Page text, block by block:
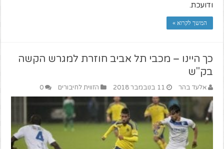
ודועכת.
המשך לקרוא »
כך היינו – מכבי תל אביב חוזרת למגרש הקשה
בק"ש
אלעד בהר 11 בנובמבר 2018 הזווית לחיבורים 0